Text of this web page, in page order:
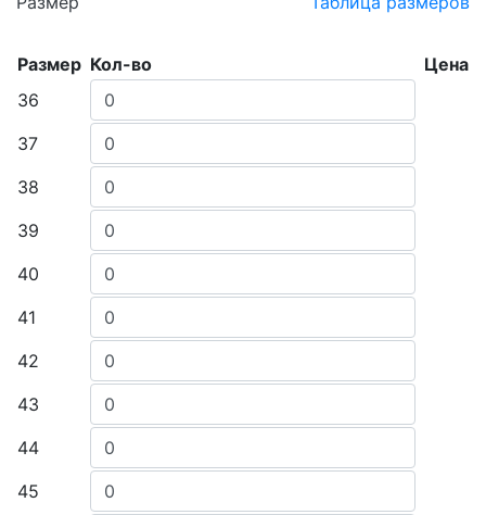
Размер Кол-во
Цена
36
37
38
39
40
41
42
43
44
45